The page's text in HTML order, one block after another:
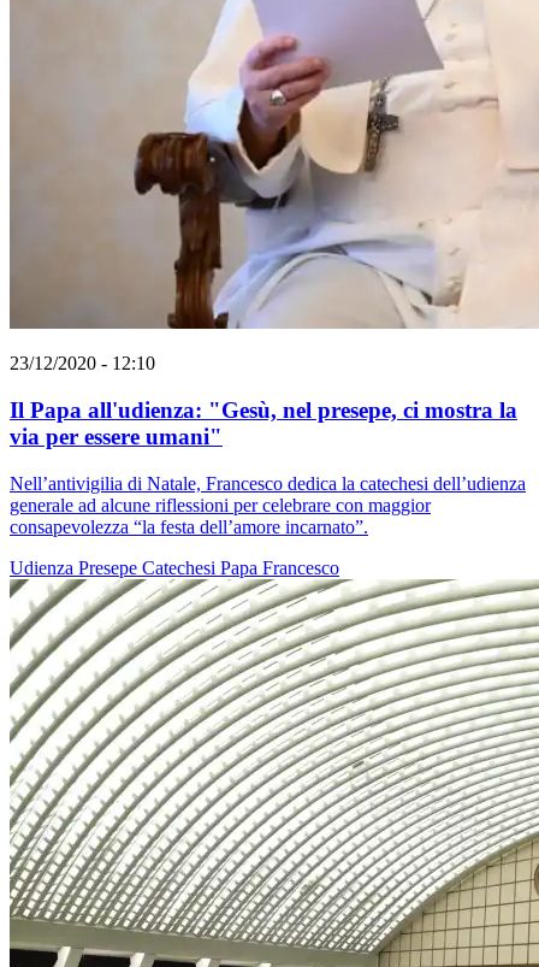
23/12/2020 - 12:10
Il Papa all'udienza: "Gesù, nel presepe, ci mostra la
via per essere umani"
Nell’antivigilia di Natale, Francesco dedica la catechesi dell’udienza
generale ad alcune riflessioni per celebrare con maggior
consapevolezza “la festa dell’amore incarnato”.
Udienza Presepe Catechesi Papa Francesco